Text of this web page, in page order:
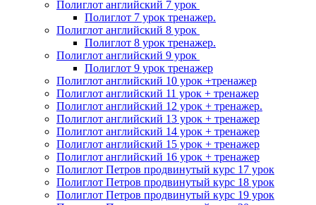
Полиглот английский 7 урок
Полиглот 7 урок тренажер.
Полиглот английский 8 урок
Полиглот 8 урок тренажер.
Полиглот английский 9 урок
Полиглот 9 урок тренажер
Полиглот английский 10 урок +тренажер
Полиглот английский 11 урок + тренажер
Полиглот английский 12 урок + тренажер.
Полиглот английский 13 урок + тренажер
Полиглот английский 14 урок + тренажер
Полиглот английский 15 урок + тренажер
Полиглот английский 16 урок + тренажер
Полиглот Петров продвинутый курс 17 урок
Полиглот Петров продвинутый курс 18 урок
Полиглот Петров продвинутый курс 19 урок